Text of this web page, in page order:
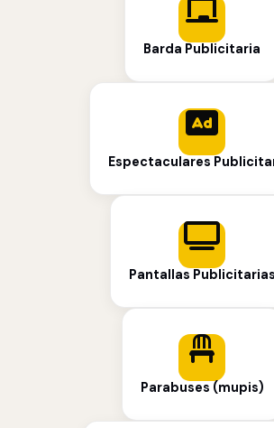
Barda Publicitaria
Espectaculares
Pantallas Publicitarias
Parabuses (mupis)